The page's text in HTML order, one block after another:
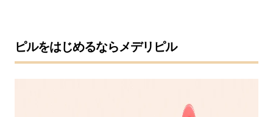
ピルをはじめるならメデリピル